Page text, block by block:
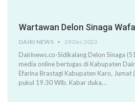
Wartawan Delon Sinaga
DAIRI NEWS 29 Dec 2023
Dairinews.co-Sidikalang Delon Sinaga
media online bertugas di Kabupaten
Efarina Brastagi Kabupaten Karo,
pukul 19.30 Wib. Kabar duka…